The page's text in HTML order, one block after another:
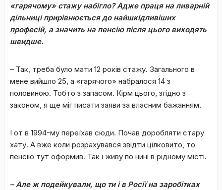
«гарячому» стажу набігло? Адже праця на ливарній
дільниці прирівнюється до найшкідливіших
професій, а значить на пенсію після цього виходять
швидше.
– Так, треба було мати 12 років стажу. Загального в
мене вийшло 25, а «гарячого» набралося 14 з
половиною. Тобто з запасом. Кірм цього, згідно з
законом, я ще міг писати заяви за власним бажанням.
І от в 1994-му переїхав сюди. Почав доробляти стару
хату. А вже коли розрахувався звідти цілковито, то
пенсію тут оформив. Так і живу по нині в рідному місті.
– Але ж подейкували, що ти і в Росії на заробітках